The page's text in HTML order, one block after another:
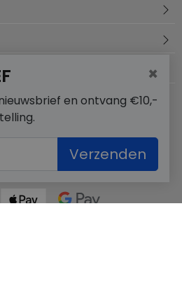
×
en ontvang €10,-
Verzenden